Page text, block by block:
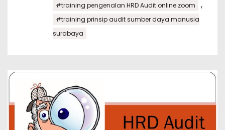
#training pengenalan HRD Audit online zoom ,
#training prinsip audit sumber daya manusia
surabaya